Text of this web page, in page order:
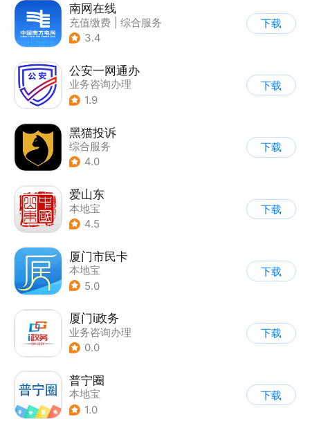
南网在线
充值缴费
综合服务
3.4
下载
公安一网通办
业务咨询办理
| 政企业务
1.9
下载
黑猫投诉
综合服务
4.0
下载
爱山东
本地宝
4.5
下载
厦门市民卡
本地宝
5.0
下载
厦门i政务
业务咨询办理
0.0
下载
普宁圈
本地宝
1.0
下载